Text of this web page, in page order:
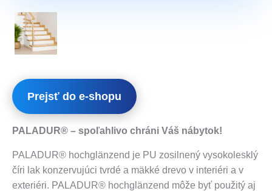
Prejsť do e-shopu
PALADUR® – spoľahlivo chráni Váš nábytok!
PALADUR® hochglänzend je PU zosilnený vysokolesklý
číri lak konzervujúci tvrdé a mäkké drevo v interiéri a v
exteriéri. PALADUR® hochglänzend môže byť použitý aj